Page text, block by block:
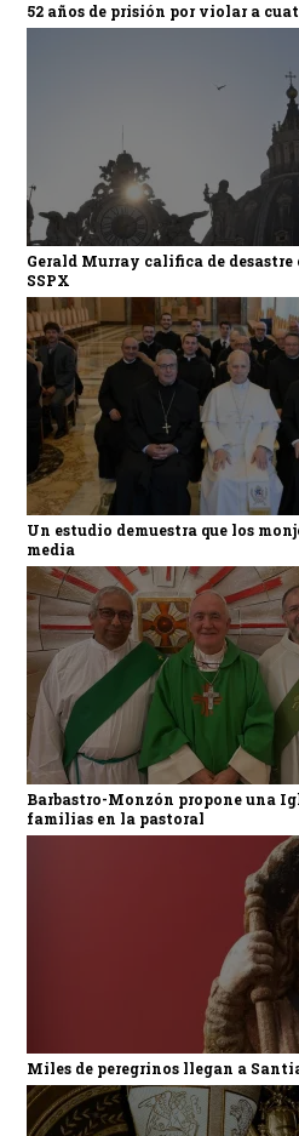
52 años de prisión por violar a
Gerald Murray califica de
SSPX
Un estudio demuestra que los
media
Barbastro-Monzón propone una
familias en la pastoral
Miles de peregrinos llegan a